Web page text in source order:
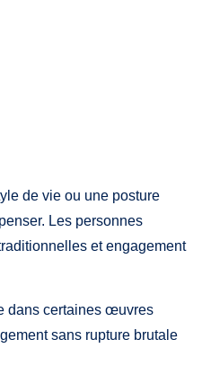
de vie ou une posture
Les personnes
et engagement
dans certaines œuvres
sans rupture brutale